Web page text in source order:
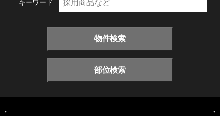
キーワード
物件検索
部位検索